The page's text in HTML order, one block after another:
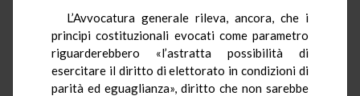
L’Avvocatura generale rileva, ancora, che i
principi costituzionali evocati come parametro
riguarderebbero «l’astratta possibilità di
esercitare il diritto di elettorato in condizioni di
parità ed eguaglianza», diritto che non sarebbe